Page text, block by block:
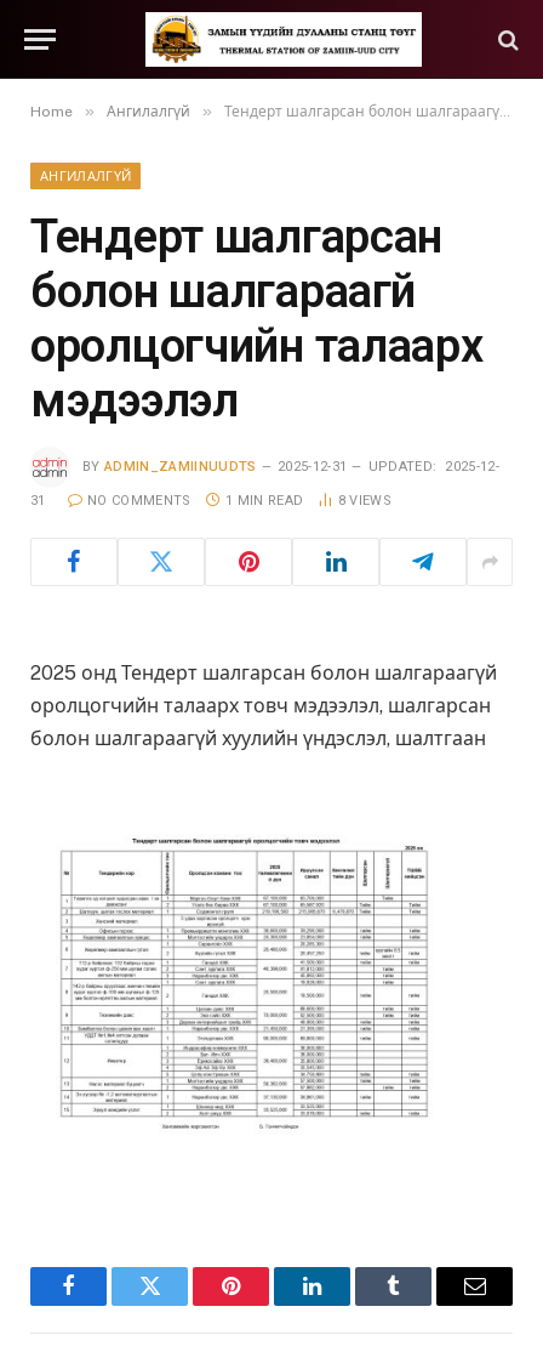
Home » Ангилалгүй » Тендерт шалгарсан болон шалгараагүй оролцогчийн талаарх мэдээлэл
АНГИЛАЛГҮЙ
Тендерт шалгарсан
болон шалгараагүй
оролцогчийн талаарх
мэдээлэл
BY ADMIN_ZAMIINUUDTS 2025-12-31 UPDATED: 2025-12-
31 NO COMMENTS 1 MIN READ 8VIEWS
2025 онд Тендерт шалгарсан болон шалгараагүй
оролцогчийн талаарх товч мэдээлэл, шалгарсан
болон шалгараагүй хуулийн үндэслэл, шалтгаан
FacebookTwitter Pinterest LinkedInTumblr Email